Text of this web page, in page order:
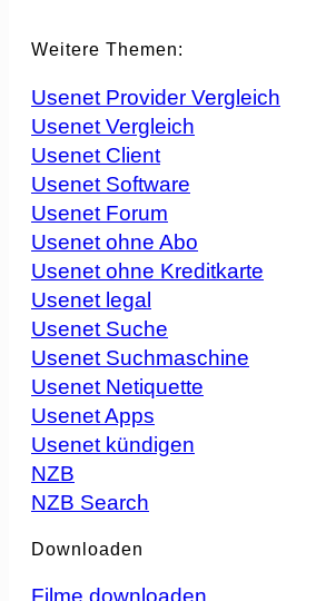
Weitere Themen:
Usenet Provider Vergleich
Usenet Vergleich
Usenet Client
Usenet Software
Usenet Forum
Usenet ohne Abo
Usenet ohne Kreditkarte
Usenet legal
Usenet Suche
Usenet Suchmaschine
Usenet Netiquette
Usenet Apps
Usenet kündigen
NZB
NZB Search
Downloaden
Filme downloaden